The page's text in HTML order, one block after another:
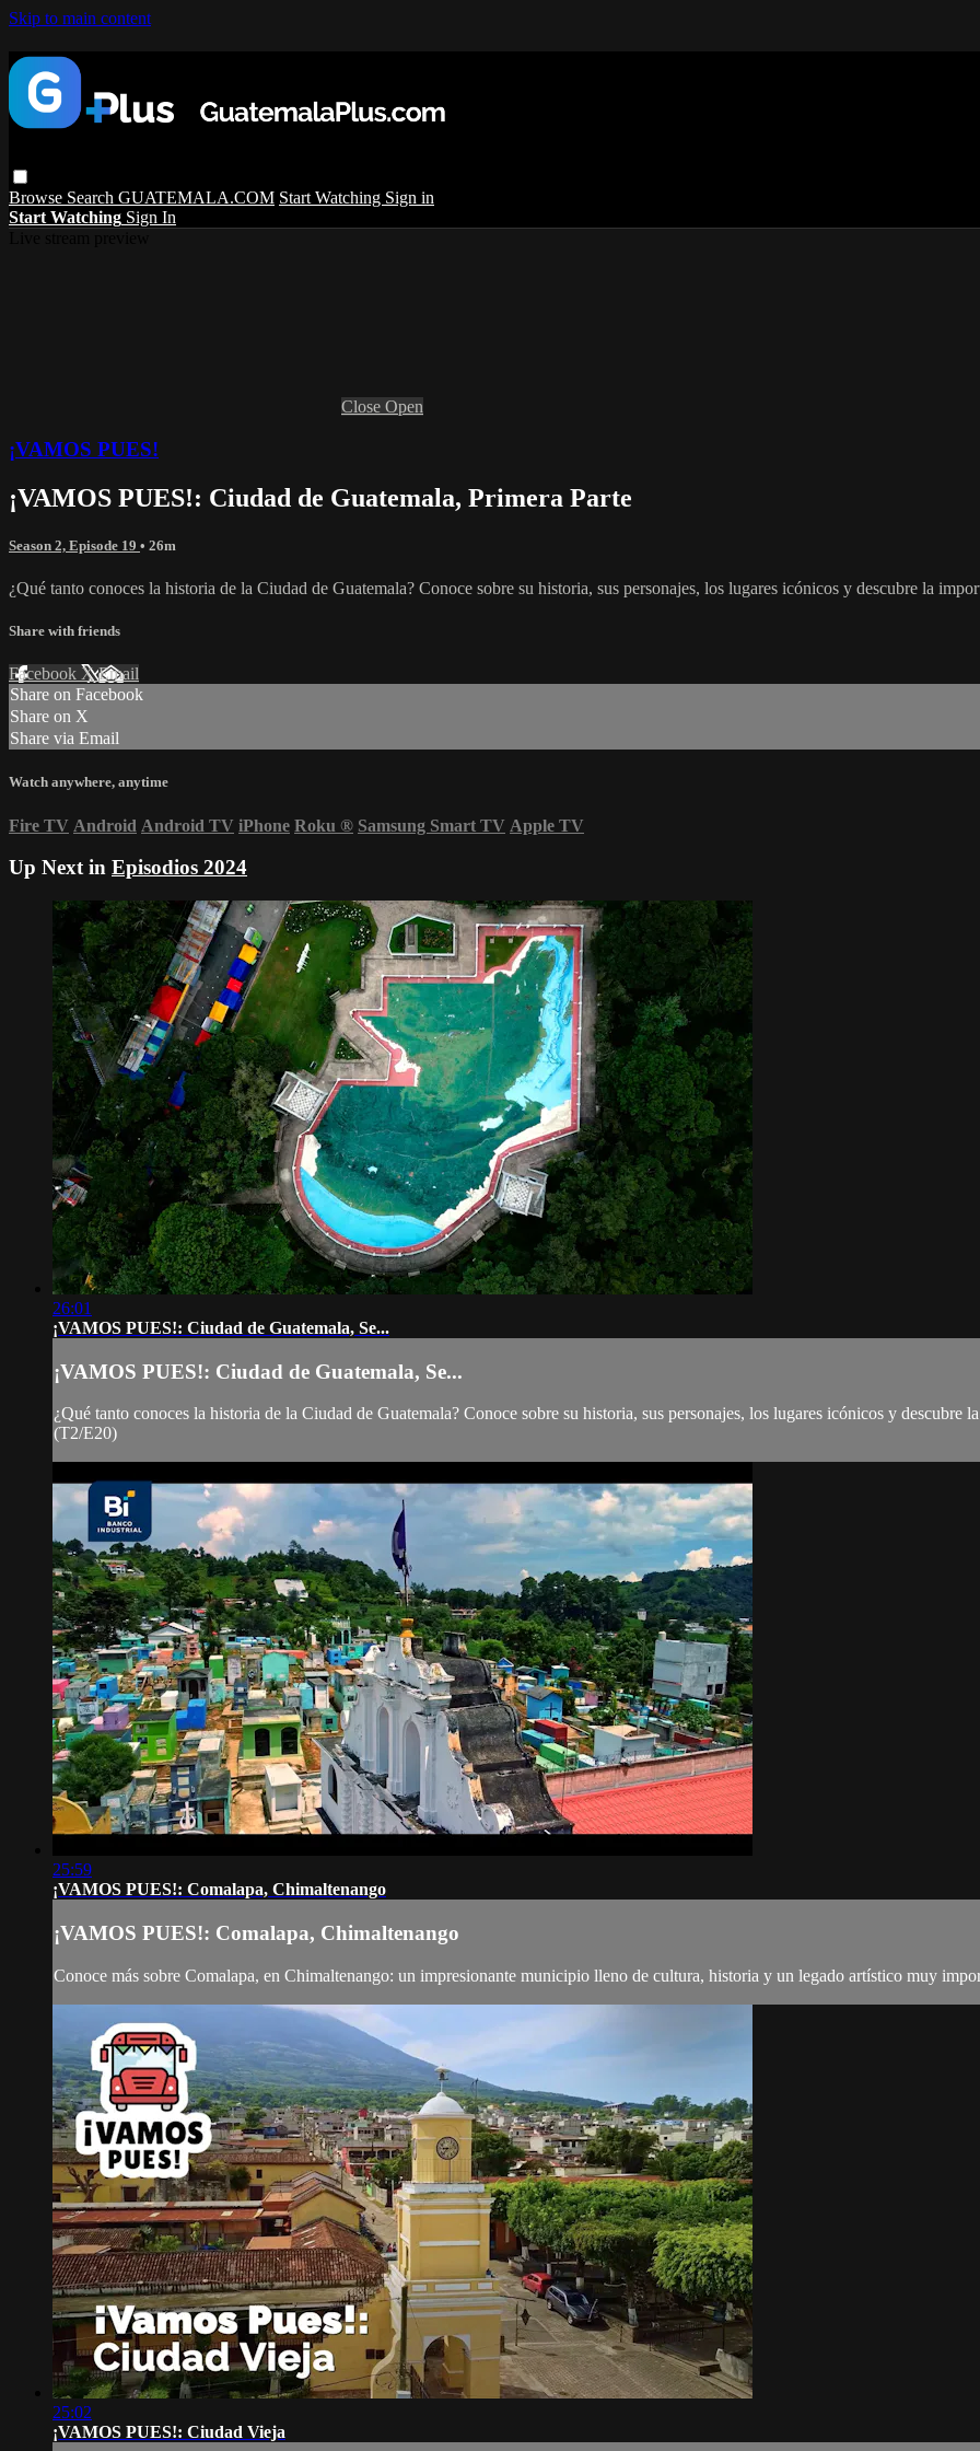
Skip to main content
Browse Search GUATEMALA.COM Start Watching Sign in
Start Watching Sign In
Close Open
¡VAMOS PUES!
¡VAMOS PUES!: Ciudad de Guatemala, Primera Parte
Season 2, Episode 19 • 26m
¿Qué tanto conoces la historia de la Ciudad de Guatemala? Conoce sobre su historia, sus personajes, los lugares icónicos y descubre la
Share with friends
Facebook XEmail
Share on Facebook
Share on X
Share via Email
Watch anywhere, anytime
Fire TV Android Android TV iPhone Roku ® Samsung Smart TV Apple TV
Up Next in Episodios 2024
26:01
¡VAMOS PUES!: Ciudad de Guatemala, Se...
¡VAMOS PUES!: Ciudad de Guatemala, Se...
¿Qué tanto conoces la historia de la Ciudad de Guatemala? Conoce sobre su historia, sus personajes, los lugares icónicos y descubre
(T2/E20)
25:59
¡VAMOS PUES!: Comalapa, Chimaltenango
¡VAMOS PUES!: Comalapa, Chimaltenango
Conoce más sobre Comalapa, en Chimaltenango: un impresionante municipio lleno de cultura, historia y un legado artístico muy
25:02
¡VAMOS PUES!: Ciudad Vieja